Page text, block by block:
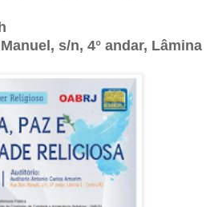
s/n, 4° andar, Lâmina